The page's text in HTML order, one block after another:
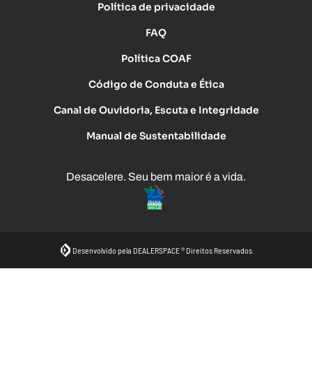
Política de privacidade
FAQ
Política COAF
Código de Conduta e Ética
Canal de Ouvidoria, Escuta e Integridade
Manual de Sustentabilidade
Desacelere. Seu bem maior é a vida.
Desenvolvido pela DEALERSPACE ® Direitos Reservados.